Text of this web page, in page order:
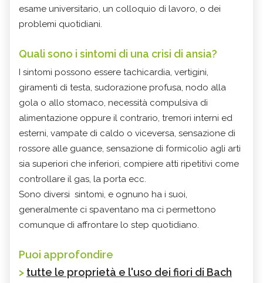
esame universitario, un colloquio di lavoro, o dei
problemi quotidiani.
Quali sono i sintomi di una crisi di ansia?
I sintomi possono essere tachicardia, vertigini,
giramenti di testa, sudorazione profusa, nodo alla
gola o allo stomaco, necessità compulsiva di
alimentazione oppure il contrario, tremori interni ed
esterni, vampate di caldo o viceversa, sensazione di
rossore alle guance, sensazione di formicolio agli arti
sia superiori che inferiori, compiere atti ripetitivi come
controllare il gas, la porta ecc.
Sono diversi sintomi, e ognuno ha i suoi,
generalmente ci spaventano ma ci permettono
comunque di affrontare lo step quotidiano.
Puoi approfondire
> tutte le proprietà e l'uso dei fiori di Bach